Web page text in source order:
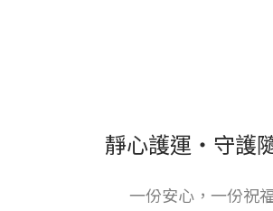
靜心護運・守護
一份安心，一份祝